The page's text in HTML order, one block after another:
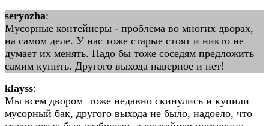
seryozha:
Мусорные контейнеры - проблема во многих дворах,
на самом деле. У нас тоже старые стоят и никто не
думает их менять. Надо бы тоже соседям предложить
самим купить. Другого выхода наверное и нет!
klayss:
Мы всем двором тоже недавно скинулись и купили
мусорный бак, другого выхода не было, надоело, что